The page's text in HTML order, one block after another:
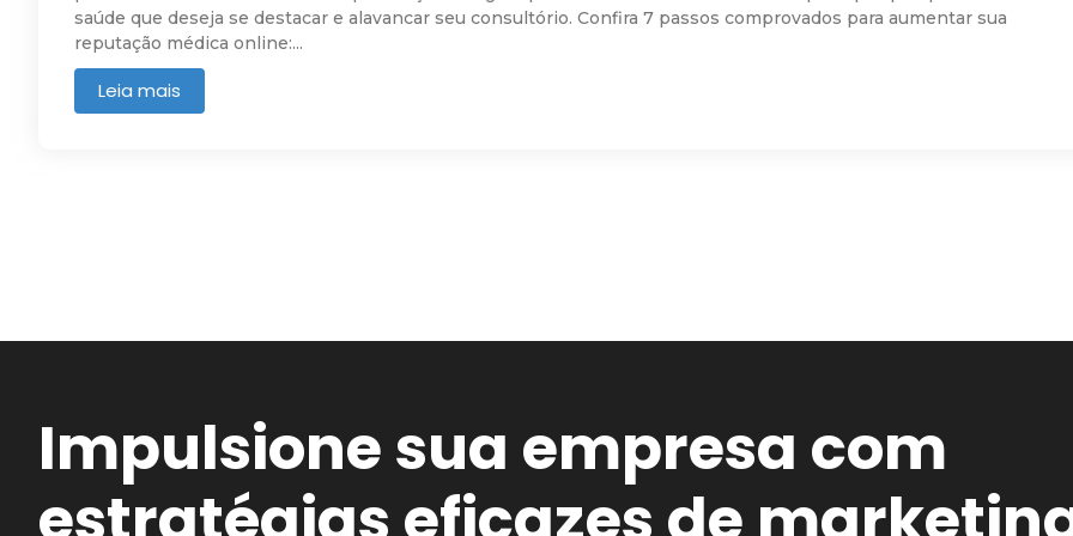
saúde que deseja se destacar e alavancar seu consultório. Confira 7 passos comprovados para aumentar sua
reputação médica online:...
Leia mais
Impulsione sua empresa com